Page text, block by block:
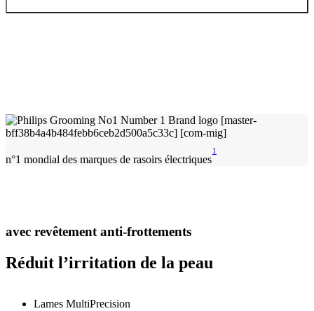
n°1 mondial des marques de rasoirs électriques
1
avec revêtement anti-frottements
Réduit l’irritation de la peau
Lames MultiPrecision